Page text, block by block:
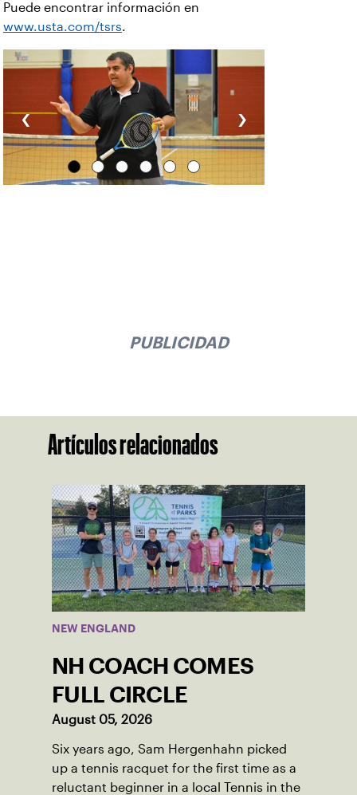
Puede encontrar información en
www.usta.com/tsrs.
‹ ›
PUBLICIDAD
Artículos relacionados
NEW ENGLAND
NH COACH COMES
FULL CIRCLE
August 05, 2026
Six years ago, Sam Hergenhahn picked
up a tennis racquet for the first time as a
reluctant beginner in a local Tennis in the